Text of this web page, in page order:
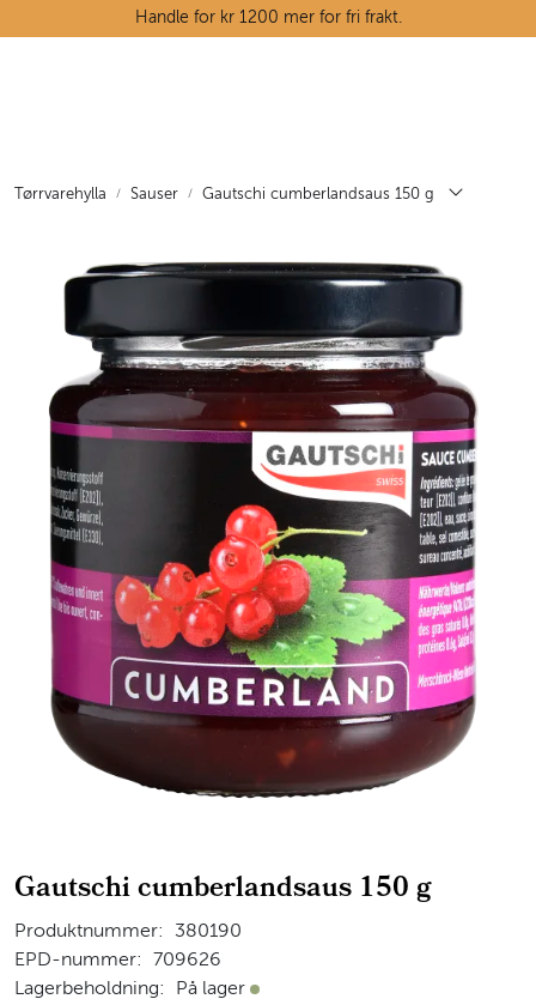
Skip to main contentHandle for kr 1200 mer for fri frakt.
Tørrvarehylla Sauser Gautschi cumberlandsaus 150 g
Gautschi cumberlandsaus 150 g
Produktnummer:
380190
EPD-nummer:
709626
Lagerbeholdning:
På lager På lager
Oppskrifter
Kunnskapshjørnet